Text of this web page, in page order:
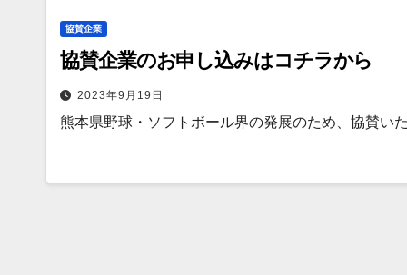
協賛企業
協賛企業のお申し込みはコチラから
2023年9月19日
熊本県野球・ソフトボール界の発展のため、協賛い